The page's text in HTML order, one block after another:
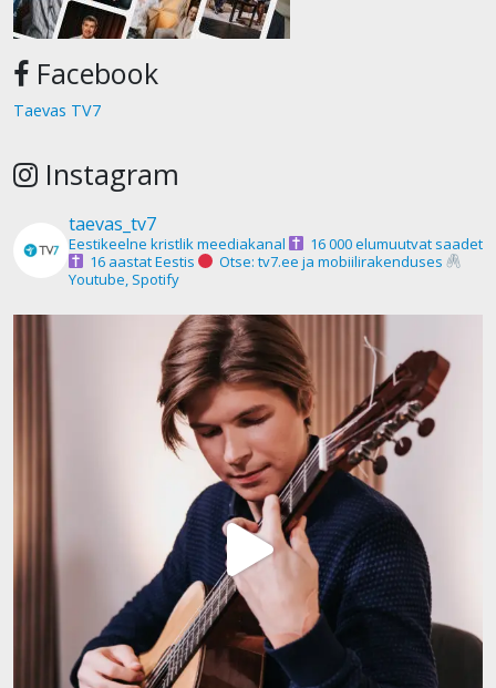
Facebook
Taevas TV7
Instagram
taevas_tv7
Eestikeelne kristlik meediakanal
16 000 elumuutvat saadet
16 aastat Eestis
Otse: tv7.ee ja mobiilirakenduses
Youtube, Spotify